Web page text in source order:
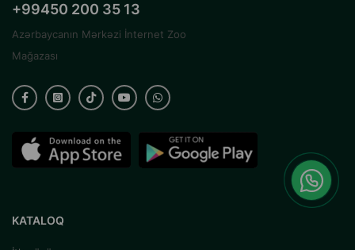
+99450 200 35 13
Azərbaycanın Mərkəzi İnternet Zoo
Mağazası
KATALOQ